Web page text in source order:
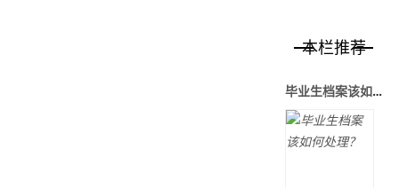
本栏推荐
毕业生档案该如何处理？